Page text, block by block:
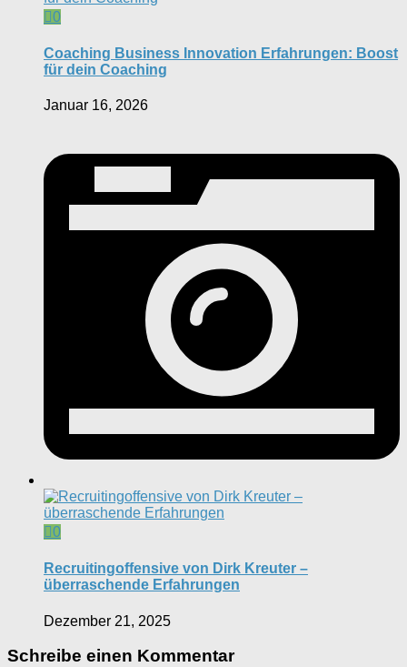
0
Coaching Business Innovation Erfahrungen: Boost
für dein Coaching
Januar 16, 2026
0
Recruitingoffensive von Dirk Kreuter –
überraschende Erfahrungen
Dezember 21, 2025
Schreibe einen Kommentar